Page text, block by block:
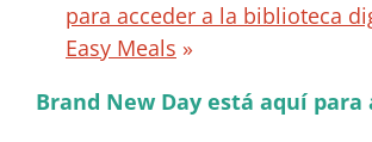
para acceder a la biblioteca
Easy Meals »
Brand New Day está aquí para